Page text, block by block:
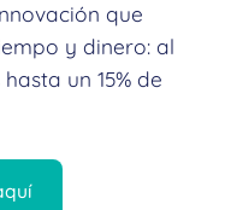
que
y dinero: al
un 15% de